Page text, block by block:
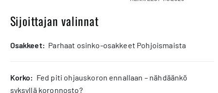
Sijoittajan valinnat
osakkeet: Parhaat osinko-osakkeet Pohjoismaista
korko: Fed piti ohjauskoron ennallaan – nähdäänkö
syksyllä koronnosto?